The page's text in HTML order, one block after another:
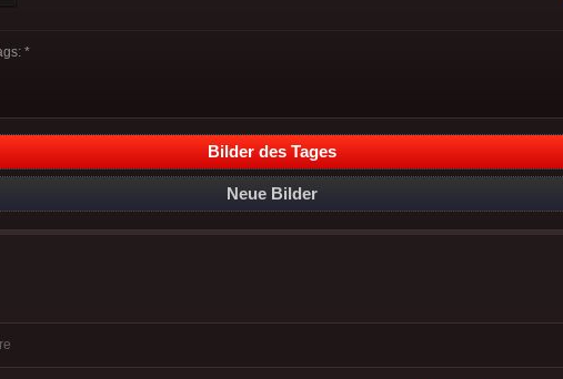
*
Bilder des Tages
Neue Bilder